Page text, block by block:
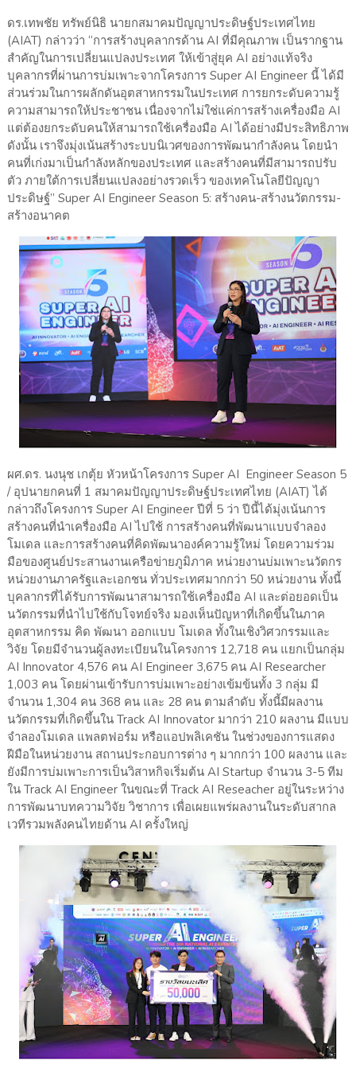
ดร.เทพชัย ทรัพย์นิธิ นายกสมาคมปัญญาประดิษฐ์ประเทศไทย
(AIAT) กล่าวว่า “การสร้างบุคลากรด้าน AI ที่มีคุณภาพ เป็นรากฐาน
สำคัญในการเปลี่ยนแปลงประเทศ ให้เข้าสู่ยุค AI อย่างแท้จริง
บุคลากรที่ผ่านการบ่มเพาะจากโครงการ Super AI Engineer นี้ ได้มี
ส่วนร่วมในการผลักดันอุตสาหกรรมในประเทศ การยกระดับความรู้
ความสามารถให้ประชาชน เนื่องจากไม่ใช่แค่การสร้างเครื่องมือ AI
แต่ต้องยกระดับคนให้สามารถใช้เครื่องมือ AI ได้อย่างมีประสิทธิภาพ
ดังนั้น เราจึงมุ่งเน้นสร้างระบบนิเวศของการพัฒนากำลังคน โดยนำ
คนที่เก่งมาเป็นกำลังหลักของประเทศ และสร้างคนที่มีสามารถปรับ
ตัว ภายใต้การเปลี่ยนแปลงอย่างรวดเร็ว ของเทคโนโลยีปัญญา
ประดิษฐ์” Super AI Engineer Season 5: สร้างคน-สร้างนวัตกรรม-
สร้างอนาคต
ผศ.ดร. นงนุช เกตุ้ย หัวหน้าโครงการ Super AI Engineer Season 5
/ อุปนายกคนที่ 1 สมาคมปัญญาประดิษฐ์ประเทศไทย (AIAT) ได้
กล่าวถึงโครงการ Super AI Engineer ปีที่ 5 ว่า ปีนี้ได้มุ่งเน้นการ
สร้างคนที่นำเครื่องมือ AI ไปใช้ การสร้างคนที่พัฒนาแบบจำลอง
โมเดล และการสร้างคนที่คิดพัฒนาองค์ความรู้ใหม่ โดยความร่วม
มือของศูนย์ประสานงานเครือข่ายภูมิภาค หน่วยงานบ่มเพาะนวัตกร
หน่วยงานภาครัฐและเอกชน ทั่วประเทศมากกว่า 50 หน่วยงาน ทั้งนี้
บุคลากรที่ได้รับการพัฒนาสามารถใช้เครื่องมือ AI และต่อยอดเป็น
นวัตกรรมที่นำไปใช้กับโจทย์จริง มองเห็นปัญหาที่เกิดขึ้นในภาค
อุตสาหกรรม คิด พัฒนา ออกแบบ โมเดล ทั้งในเชิงวิศวกรรมและ
วิจัย โดยมีจำนวนผู้ลงทะเบียนในโครงการ 12,718 คน แยกเป็นกลุ่ม
AI Innovator 4,576 คน AI Engineer 3,675 คน AI Researcher
1,003 คน โดยผ่านเข้ารับการบ่มเพาะอย่างเข้มข้นทั้ง 3 กลุ่ม มี
จำนวน 1,304 คน 368 คน และ 28 คน ตามลำดับ ทั้งนี้มีผลงาน
นวัตกรรมที่เกิดขึ้นใน Track AI Innovator มากว่า 210 ผลงาน มีแบบ
จำลองโมเดล แพลตฟอร์ม หรือแอปพลิเคชัน ในช่วงของการแสดง
ฝีมือในหน่วยงาน สถานประกอบการต่าง ๆ มากกว่า 100 ผลงาน และ
ยังมีการบ่มเพาะการเป็นวิสาหกิจเริ่มต้น AI Startup จำนวน 3-5 ทีม
ใน Track AI Engineer ในขณะที่ Track AI Reseacher อยู่ในระหว่าง
การพัฒนาบทความวิจัย วิชาการ เพื่อเผยแพร่ผลงานในระดับสากล
เวทีรวมพลังคนไทยด้าน AI ครั้งใหญ่